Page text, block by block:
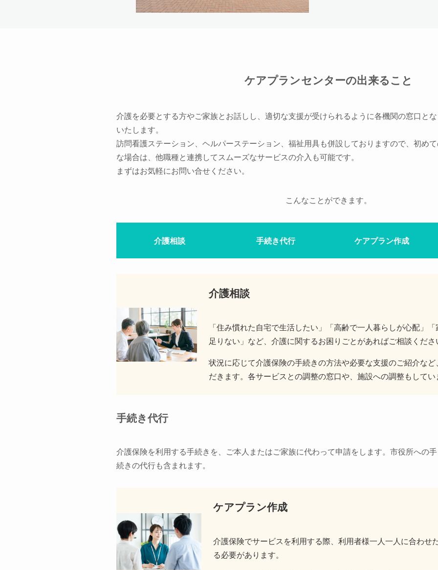
ケアプランセンターの出来ること
介護を必要とする方やご家族とお話しし、適切な支援が受けられるように各機関の窓口と
いたします。
訪問看護ステーション、ヘルパーステーション、福祉用具も併設しておりますので、初め
な場合は、他職種と連携してスムーズなサービスの介入も可能です。
まずはお気軽にお問い合せください。
こんなことができます。
介護相談 手続き代行 ケアプラン作成
介護相談
「住み慣れた自宅で生活したい」「高齢で一人暮らしが心配」
足りない」など、介護に関するお困りごとがあればご相談くださ
状況に応じて介護保険の手続きの方法や必要な支援のご紹介な
だきます。各サービスとの調整の窓口や、施設への調整もしてい
手続き代行
介護保険を利用する手続きを、ご本人またはご家族に代わって申請をします。市役所への手
続きの代行も含まれます。
ケアプラン作成
介護保険でサービスを利用する際、利用者様一人一人に合わせ
る必要があります。